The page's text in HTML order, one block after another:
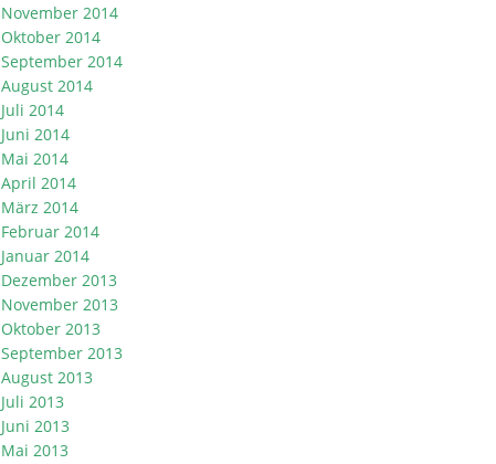
November 2014
Oktober 2014
September 2014
August 2014
Juli 2014
Juni 2014
Mai 2014
April 2014
März 2014
Februar 2014
Januar 2014
Dezember 2013
November 2013
Oktober 2013
September 2013
August 2013
Juli 2013
Juni 2013
Mai 2013